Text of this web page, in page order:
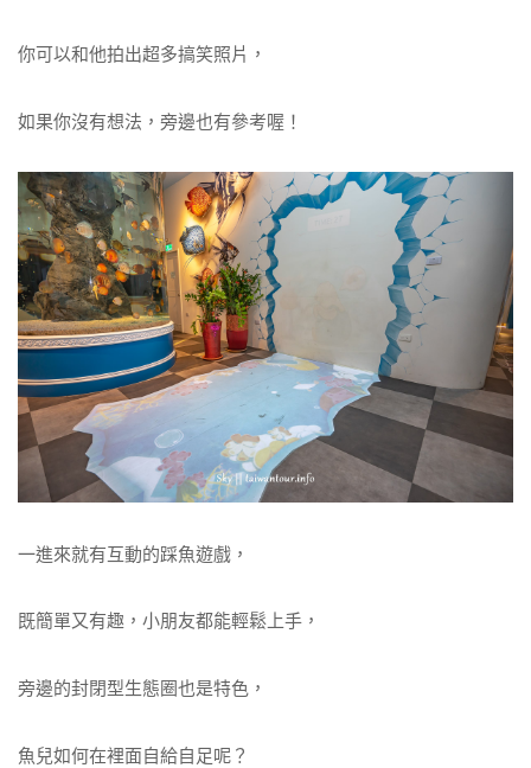
你可以和他拍出超多搞笑照片，
如果你沒有想法，旁邊也有參考喔！
一進來就有互動的踩魚遊戲，
既簡單又有趣，小朋友都能輕鬆上手，
旁邊的封閉型生態圈也是特色，
魚兒如何在裡面自給自足呢？